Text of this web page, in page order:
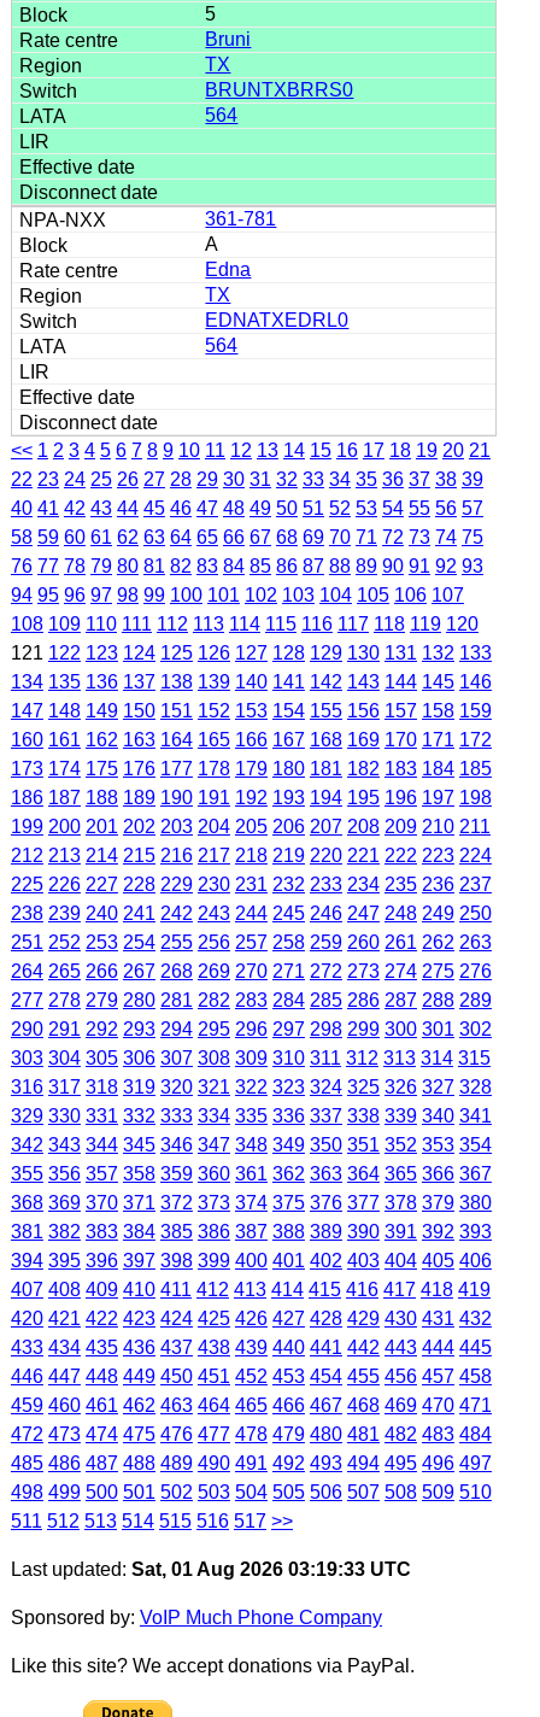
5
Bruni
TX
BRUNTXBRRS0
564
361-781
A
Edna
TX
EDNATXEDRL0
564
<< 1 2 3 4 5 6 7 8 9 10 11 12 13 14 15 16 17 18 19 20 21
22 23 24 25 26 27 28 29 30 31 32 33 34 35 36 37 38 39
40 41 42 43 44 45 46 47 48 49 50 51 52 53 54 55 56 57
58 59 60 61 62 63 64 65 66 67 68 69 70 71 72 73 74 75
76 77 78 79 80 81 82 83 84 85 86 87 88 89 90 91 92 93
94 95 96 97 98 99 100 101 102 103 104 105 106 107
108 109 110 111 112 113 114 115 116 117 118 119 120
121 122 123 124 125 126 127 128 129 130 131 132 133
134 135 136 137 138 139 140 141 142 143 144 145 146
147 148 149 150 151 152 153 154 155 156 157 158 159
160 161 162 163 164 165 166 167 168 169 170 171 172
173 174 175 176 177 178 179 180 181 182 183 184 185
186 187 188 189 190 191 192 193 194 195 196 197 198
199 200 201 202 203 204 205 206 207 208 209 210 211
212 213 214 215 216 217 218 219 220 221 222 223 224
225 226 227 228 229 230 231 232 233 234 235 236 237
238 239 240 241 242 243 244 245 246 247 248 249 250
251 252 253 254 255 256 257 258 259 260 261 262 263
264 265 266 267 268 269 270 271 272 273 274 275 276
277 278 279 280 281 282 283 284 285 286 287 288 289
290 291 292 293 294 295 296 297 298 299 300 301 302
303 304 305 306 307 308 309 310 311 312 313 314 315
316 317 318 319 320 321 322 323 324 325 326 327 328
329 330 331 332 333 334 335 336 337 338 339 340 341
342 343 344 345 346 347 348 349 350 351 352 353 354
355 356 357 358 359 360 361 362 363 364 365 366 367
368 369 370 371 372 373 374 375 376 377 378 379 380
381 382 383 384 385 386 387 388 389 390 391 392 393
394 395 396 397 398 399 400 401 402 403 404 405 406
407 408 409 410 411 412 413 414 415 416 417 418 419
420 421 422 423 424 425 426 427 428 429 430 431 432
433 434 435 436 437 438 439 440 441 442 443 444 445
446 447 448 449 450 451 452 453 454 455 456 457 458
459 460 461 462 463 464 465 466 467 468 469 470 471
472 473 474 475 476 477 478 479 480 481 482 483 484
485 486 487 488 489 490 491 492 493 494 495 496 497
498 499 500 501 502 503 504 505 506 507 508 509 510
511 512 513 514 515 516 517 >>
Last updated: Sat, 01 Aug 2026 03:19:33 UTC
Sponsored by: VoIP Much Phone Company
Like this site? We accept donations via PayPal.